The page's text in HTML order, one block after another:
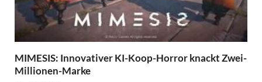
MIMESIS: Innovativer KI-Koop-Horror knackt Zwei-
Millionen-Marke